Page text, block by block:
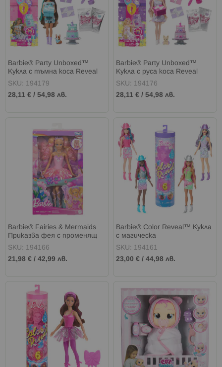
Barbie® Party Unboxed™
Кукла с тъмна коса Reveal
SKU: 194179
28,11 € / 54,98 лв.
Barbie® Party Unboxed™
Кукла с руса коса Reveal
SKU: 194176
28,11 € / 54,98 лв.
Barbie® Fairies & Mermaids
Приказва фея с променящ
се цвят
SKU: 194166
21,98 € / 42,99 лв.
Barbie® Color Reveal™ Кукла
с магическа
трансформация Disco Star
SKU: 194161
23,00 € /44,98 лв.